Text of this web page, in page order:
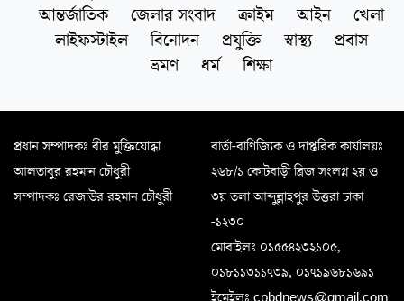
আন্তর্জাতিক
জেলার সংবাদ ক্রাইম আইন
খেলা
লাইফস্টাইল
বিনোদন প্রযুক্তি স্বাস্থ্য
প্রবাস
ভ্রমণ
ধর্ম শিক্ষা
প্রধান সম্পাদকঃ বীর মুক্তিযোদ্ধা
আলতাবুর রহমান চৌধুরী
সম্পাদকঃ রেজাউর রহমান চৌধুরী
বার্তা-বাণিজ্যিক ও দাপ্তরিক কার্যালয়ঃ
২৬৮/১ কোটবাড়ী ব্রিজ সংলগ্ন ২য় ও
৩য় তলা আব্দুল্লাহপুর উত্তরা ঢাকা
-১২৩০
মোবাইলঃ ০১৫৫৪২৩২১০৫,
০১৮১১৩১১৭৩৯, ০১৭১৯৬৮১৬৯১